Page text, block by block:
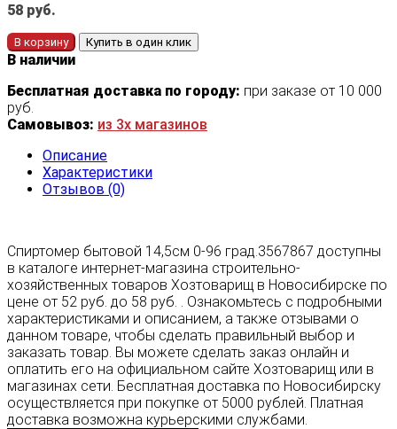
58 руб.
В корзину Купить в один клик
В наличии
Бесплатная доставка по городу: при заказе от 10 000
руб.
Самовывоз: из 3х магазинов
Описание
Характеристики
Отзывов (0)
Спиртомер бытовой 14,5см 0-96 град.3567867 доступны
в каталоге интернет-магазина строительно-
хозяйственных товаров Хозтоварищ в Новосибирске по
цене от 52 руб. до 58 руб. . Ознакомьтесь с подробными
характеристиками и описанием, а также отзывами о
данном товаре, чтобы сделать правильный выбор и
заказать товар. Вы можете сделать заказ онлайн и
оплатить его на официальном сайте Хозтоварищ или в
магазинах сети. Бесплатная доставка по Новосибирску
осуществляется при покупке от 5000 рублей. Платная
доставка возможна курьерскими службами.